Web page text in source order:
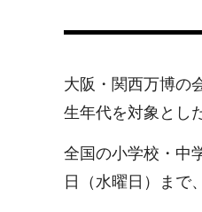
大阪・関西万博の
生年代を対象とし
全国の小学校・中
日（水曜日）まで